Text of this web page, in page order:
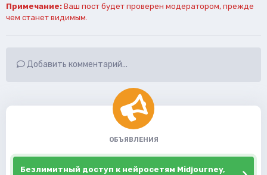
Примечание: Ваш пост будет проверен модератором, прежде
чем станет видимым.
Добавить комментарий...
ОБЪЯВЛЕНИЯ
Безлимитный доступ к нейросетям Midjourney,